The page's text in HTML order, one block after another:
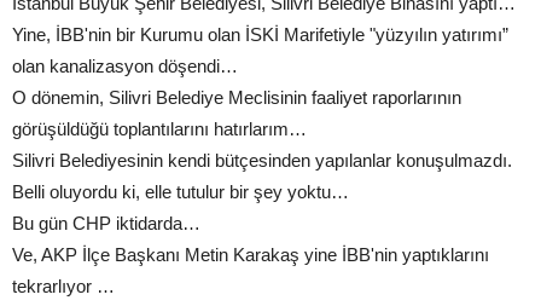
Yine, İBB'nin bir Kurumu olan İSKİ Marifetiyle "yüzyılın yatırımı”
olan kanalizasyon döşendi…
O dönemin, Silivri Belediye Meclisinin faaliyet raporlarının
görüşüldüğü toplantılarını hatırlarım…
Silivri Belediyesinin kendi bütçesinden yapılanlar konuşulmazdı.
Belli oluyordu ki, elle tutulur bir şey yoktu…
Bu gün CHP iktidarda…
Ve, AKP İlçe Başkanı Metin Karakaş yine İBB'nin yaptıklarını
tekrarlıyor …